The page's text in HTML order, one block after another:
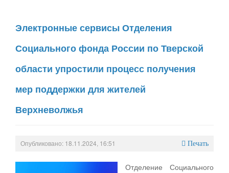
Электронные сервисы Отделения
Социального фонда России по Тверской
области упростили процесс получения
мер поддержки для жителей
Верхневолжья
Опубликовано: 18.11.2024, 16:51 Печать
Отделение Социального